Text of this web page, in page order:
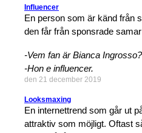
Influencer
En person som är känd från
den får från sponsrade
-Vem fan är Bianca Ingrosso?
-Hon e influencer.
den 21 december 2019
Looksmaxing
En internettrend som går ut
attraktiv som möjligt. Oftast